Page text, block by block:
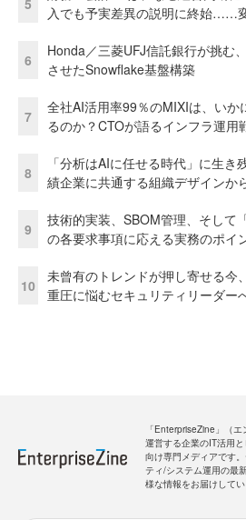
入でも予実差異の説明に終始……
6
Honda／三菱UFJ信託銀行が挑む
させたSnowflake基盤構築
7
全社AI活用率99％のMIXIは、いか
るのか？CTOが語るインフラ運用
8
「分析はAIに任せる時代」に生
績企業に共通する組織デザインか
9
技術的実装、SBOM管理、そし
の各要求事項に応える実務のポイ
10
未曾有のトレンドが押し寄せる今
重圧に悩むセキュリティリーダー
「EnterpriseZine」（
運営する企業のIT活用
向け専門メディアです
ティ/システム運用の最
様な情報をお届けしてい